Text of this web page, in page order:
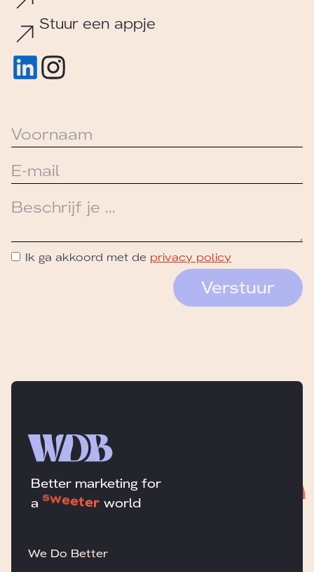
Stuur een appje
Ik ga akkoord met de privacy policy
Verstuur
Verstuur
Better marketing for
a
eter
world
We Do Better